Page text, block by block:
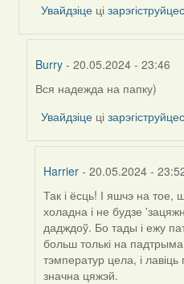
Увайдзіце ці
Burry - 20.05.2024 - 23:46
In
reply
by
Вся надежда на папку)
Увайдзіце ці
Harrier- 20.05.2024 -
In
reply
to
by
Burry
Так і ёсць! І яшчэ на тое,
холадна і не будзе
дадждоў. Бо тады і ежу
больш толькі на
тэмператур цела, і
значна цяжэй.